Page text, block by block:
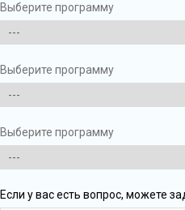
Выберите программу
Выберите программу
Выберите программу
Если у вас есть вопрос, можете